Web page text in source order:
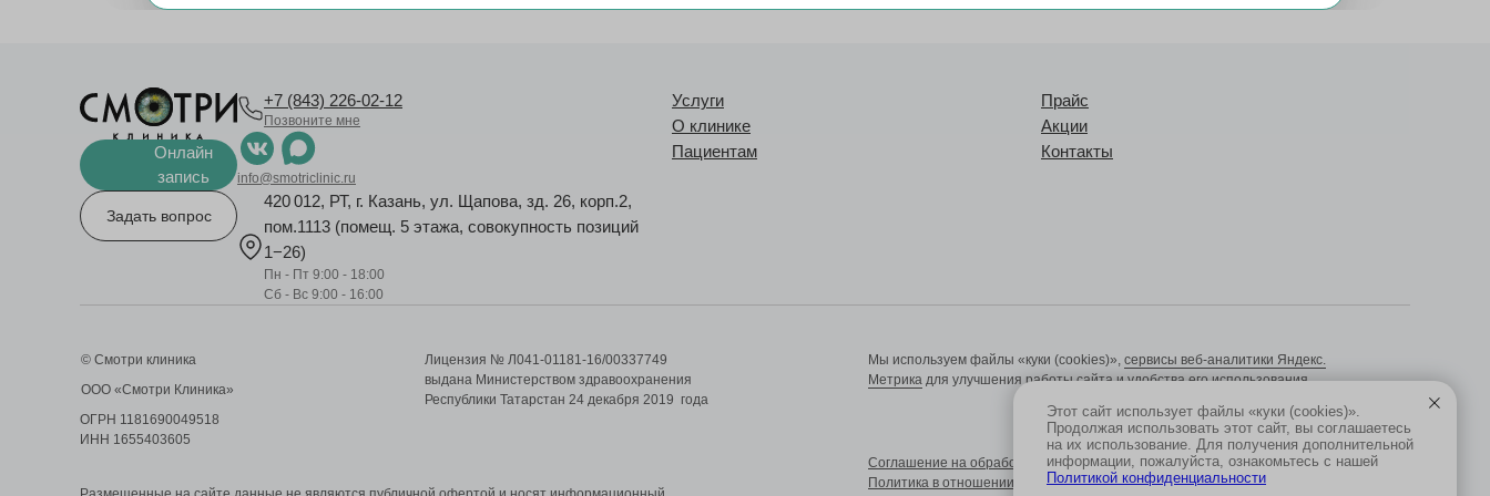
Онлайн
запись
Задать вопрос
+7 (843) 226-02-12
Позвоните мне
info@smotriclinic.ru
420 012, РТ, г. Казань, ул. Щапова, зд. 26, корп.2,
пом.1113 (помещ. 5 этажа, совокупность позиций
1−26)
Пн - Пт 9:00 - 18:00
Сб - Вс 9:00 - 16:00
Услуги
Прайс
О клинике
Акции
Пациентам
Контакты
Лицензия № Л041-01181-16/00337749
выдана Министерством здравоохранения
Республики Татарстан 24 декабря 2019 года
ООО «Смотри Клиника»
© Смотри клиника
ОГРН 1181690049518
ИНН 1655403605
Cоглашение на обработку персональных данных
Политика в отношении обработки персональных данных
Мы используем файлы «куки (cookies)», сервисы веб-аналитики Яндекс.
Метрика для улучшения работы сайта и удобства его использования.
Этот сайт использует файлы «куки (cookies)».
Продолжая использовать этот сайт, вы соглашаетесь
на их использование. Для получения дополнительной
информации, пожалуйста, ознакомьтесь с нашей
Политикой конфиденциальности